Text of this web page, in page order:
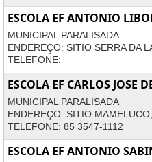
ESCOLA EF ANTONIO
MUNICIPAL PARALISADA
ENDEREÇO: SITIO SERRA DA
TELEFONE:
ESCOLA EF CARLOS JOSE
MUNICIPAL PARALISADA
ENDEREÇO: SITIO
TELEFONE: 85 3547-1112
ESCOLA EF ANTONIO